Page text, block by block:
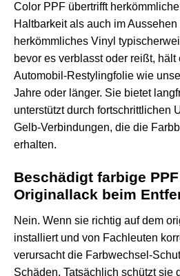
Color PPF übertrifft
Haltbarkeit als auch im
herkömmliches Vinyl
bevor es verblasst oder reißt,
Automobil-Restylingfolie wie
Jahre oder länger. Sie bietet
unterstützt durch fortschrittlichen
Gelb-Verbindungen, die die
erhalten.
Beschädigt farbige
Originallack beim
Nein. Wenn sie richtig auf dem
installiert und von Fachleuten
verursacht die Farbwechsel-
Schäden. Tatsächlich schützt sie